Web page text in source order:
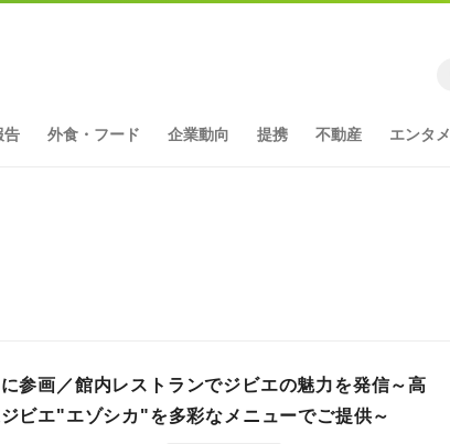
告 外食・フード 企業動向 提携 不動産 エンタメ
参画／館内レストランでジビエの魅力を発信～高
ビエ"エゾシカ"を多彩なメニューでご提供～